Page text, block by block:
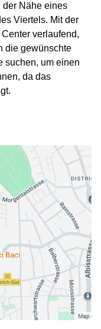
der Nähe eines
Viertels. Mit der
verlaufend,
die gewünschte
suchen, um einen
da das